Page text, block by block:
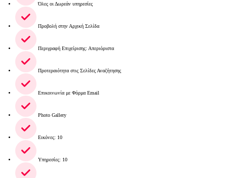
Όλες οι Δωρεάν υπηρεσίες
Προβολή στην Αρχική Σελίδα
Περιγραφή Επιχείρισης: Απεριόριστα
Προτεραιότητα στις Σελίδες Αναζήτησης
Επικοινωνία με Φόρμα Email
Photo Gallery
Εικόνες: 10
Υπηρεσίες: 10